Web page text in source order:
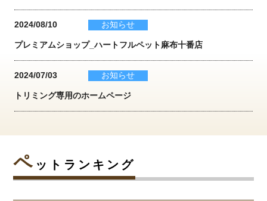
2024/08/10 お知らせ
プレミアムショップ_ハートフルペット麻布十番店
2024/07/03 お知らせ
トリミング専用のホームページ
ペ ットランキング